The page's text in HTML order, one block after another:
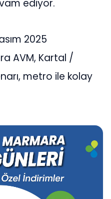
ediyor.
2025
AVM, Kartal /
metro ile kolay